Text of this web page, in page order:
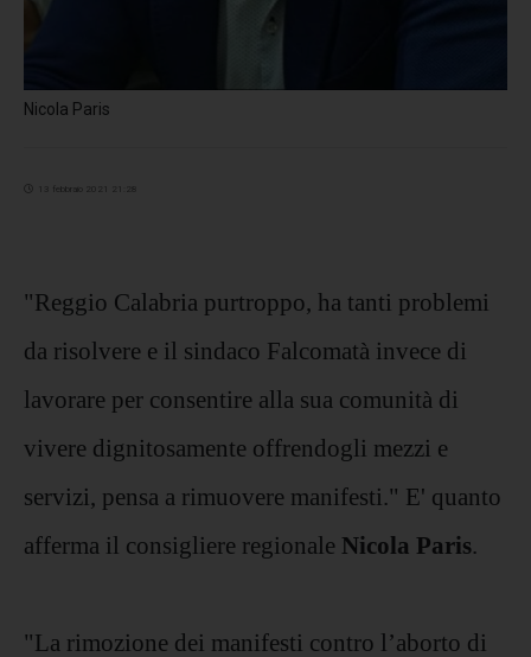
Nicola Paris
13 febbraio 2021 21:28
"Reggio Calabria purtroppo, ha tanti problemi
da risolvere e il sindaco Falcomatà invece di
lavorare per consentire alla sua comunità di
vivere dignitosamente offrendogli mezzi e
servizi, pensa a rimuovere manifesti." E' quanto
afferma il consigliere regionale Nicola Paris.
"La rimozione dei manifesti contro l’aborto di